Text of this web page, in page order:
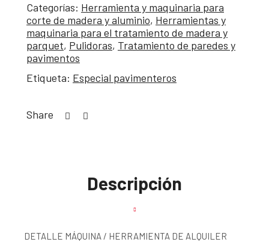
Categorías: Herramienta y maquinaria para
corte de madera y aluminio, Herramientas y
maquinaria para el tratamiento de madera y
parquet, Pulidoras, Tratamiento de paredes y
pavimentos
Etiqueta: Especial pavimenteros
Share
Descripción
DETALLE MÁQUINA / HERRAMIENTA DE ALQUILER